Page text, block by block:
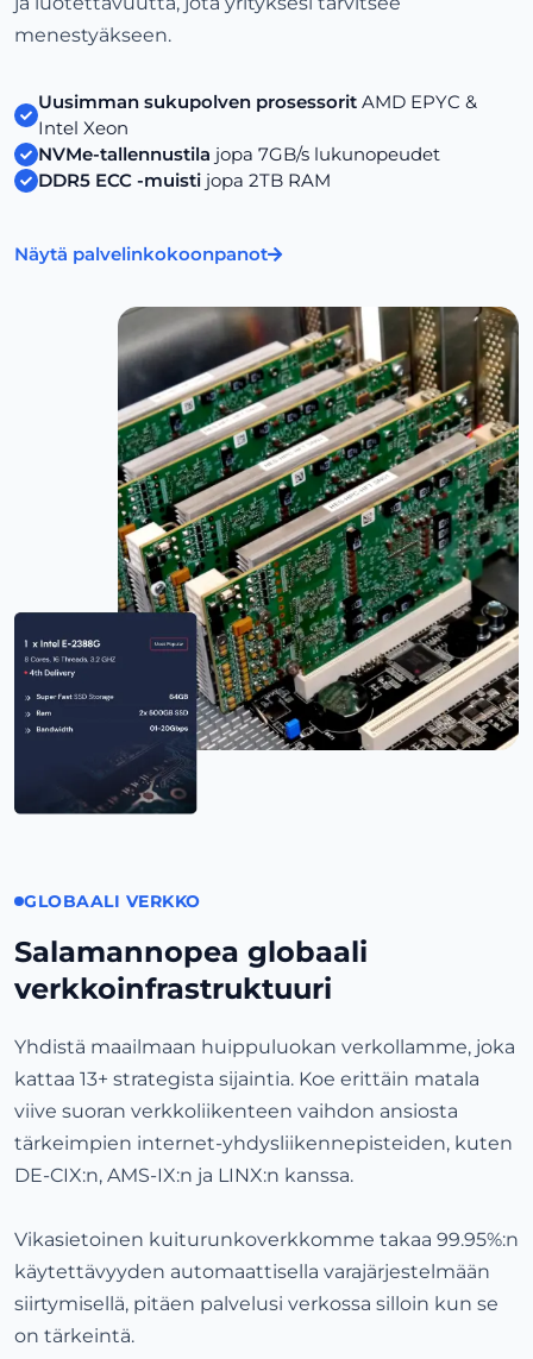
menestyäkseen.
Uusimman sukupolven prosessorit AMD EPYC &
Intel Xeon
NVMe-tallennustila jopa 7GB/s lukunopeudet
DDR5 ECC -muisti jopa 2TB RAM
Näytä palvelinkokoonpanot
GLOBAALI VERKKO
Salamannopea globaali
verkkoinfrastruktuuri
Yhdistä maailmaan huippuluokan verkollamme, joka
kattaa 13+ strategista sijaintia. Koe erittäin matala
viive suoran verkkoliikenteen vaihdon ansiosta
tärkeimpien internet-yhdysliikennepisteiden, kuten
DE-CIX:n, AMS-IX:n ja LINX:n kanssa.
Vikasietoinen kuiturunkoverkkomme takaa 99.95%:n
käytettävyyden automaattisella varajärjestelmään
siirtymisellä, pitäen palvelusi verkossa silloin kun se
on tärkeintä.